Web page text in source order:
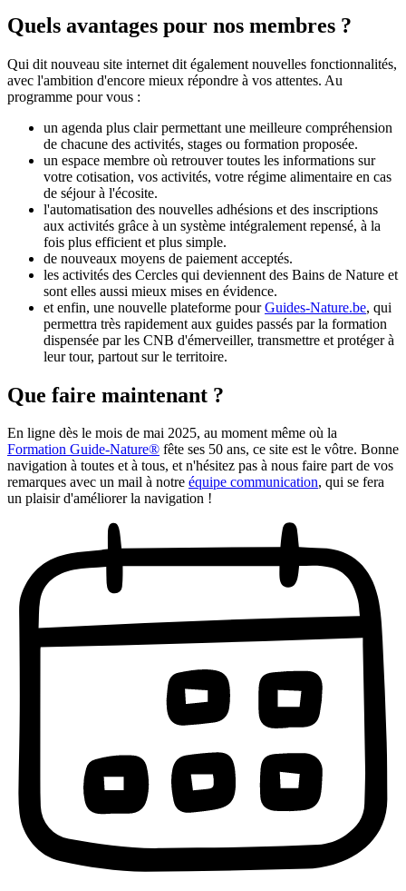
Quels avantages pour nos membres ?
Qui dit nouveau site internet dit également nouvelles fonctionnalités,
avec l'ambition d'encore mieux répondre à vos attentes. Au
programme pour vous :
un agenda plus clair permettant une meilleure compréhension
de chacune des activités, stages ou formation proposée.
un espace membre où retrouver toutes les informations sur
votre cotisation, vos activités, votre régime alimentaire en cas
de séjour à l'écosite.
l'automatisation des nouvelles adhésions et des inscriptions
aux activités grâce à un système intégralement repensé, à la
fois plus efficient et plus simple.
de nouveaux moyens de paiement acceptés.
les activités des Cercles qui deviennent des Bains de Nature et
sont elles aussi mieux mises en évidence.
et enfin, une nouvelle plateforme pourGuides-Nature.be, qui
permettra très rapidement aux guides passés par la formation
dispensée par les CNB d'émerveiller, transmettre et protéger à
leur tour, partout sur le territoire.
Que faire maintenant ?
En ligne dès le mois de mai 2025, au moment même où la
Formation Guide-Nature® fête ses 50 ans, ce site est le vôtre. Bonne
navigation à toutes et à tous, et n'hésitez pas à nous faire part de vos
remarques avec un mail à notre équipe communication, qui se fera
un plaisir d'améliorer la navigation !